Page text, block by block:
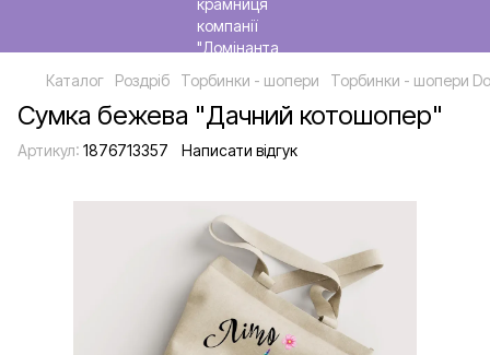
Каталог Роздріб Торбинки - шопери Торбинки - шопери
Сумка бежева "Дачний котошопер"
Артикул: 1876713357 Написати відгук